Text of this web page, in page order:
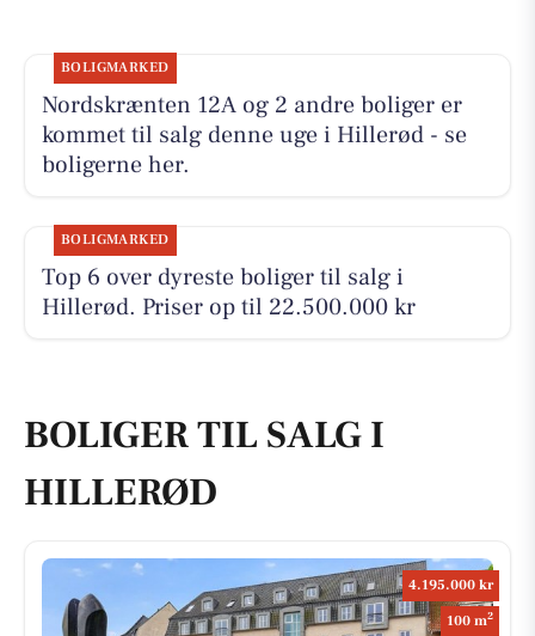
BOLIGMARKED
Nordskrænten 12A og 2 andre boliger er
kommet til salg denne uge i Hillerød - se
boligerne her.
BOLIGMARKED
Top 6 over dyreste boliger til salg i
Hillerød. Priser op til 22.500.000 kr
BOLIGER TIL SALG I
HILLERØD
4.195.000 kr
100 m2